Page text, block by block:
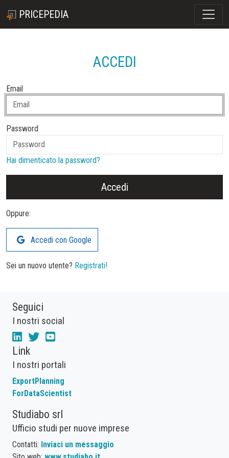
PRICEPEDIA
ACCEDI
Email
Password
Hai dimenticato la password?
Accedi
Oppure:
Accedi con Google
Sei un nuovo utente? Registrati!
Seguici
I nostri social
Link
I nostri portali
ExportPlanning
ForDataScientist
Studiabo srl
Ufficio studi per nuove imprese
Contatti: Inviaci un messaggio